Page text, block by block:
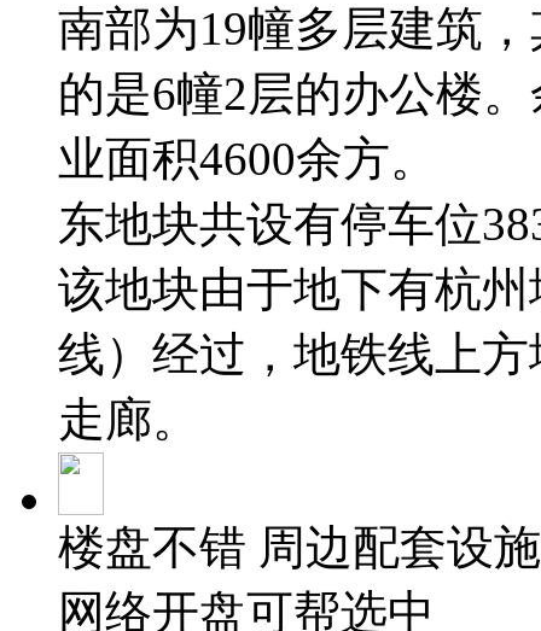
南部为19幢多层建筑
的是6幢2层的办公楼
业面积4600余方。
东地块共设有停车位
该地块由于地下有杭
线）经过，地铁线上
走廊。
楼盘不错 周边配套设
网络开盘可帮选中